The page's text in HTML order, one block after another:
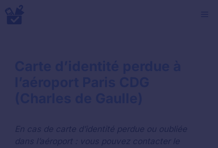
Aller
au
En cas de carte d’identité perdue ou oubliée
dans l’aéroport : vous pouvez contacter le